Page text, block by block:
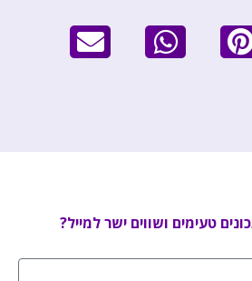
טעימים ושווים ישר למייל?